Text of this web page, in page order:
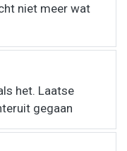
niet meer wat
het. Laatse
gegaan